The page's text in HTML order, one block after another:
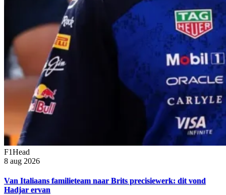
F1Head
8 aug 2026
Van Italiaans familieteam naar Brits precisiewerk: dit vond
Hadjar ervan